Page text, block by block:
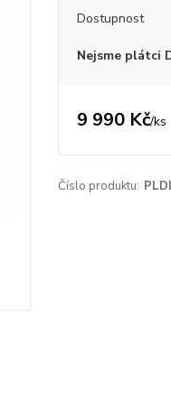
Dostupnost
Nejsme plátci
9 990 Kč/ks
Číslo produktu: